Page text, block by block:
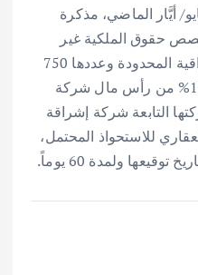
أيَّار الماضي، مذكرة
حقوق الملكية غير
المسيطرة بشركة المراكز الراقية المحدودة وعددها 750
ألف حصة تمثل ما نسبته 13.04% من رأس مال شركة
التابعة شركة إشراقة
للاستحواذ المحتمل،
ولمدة 60 يوماً.